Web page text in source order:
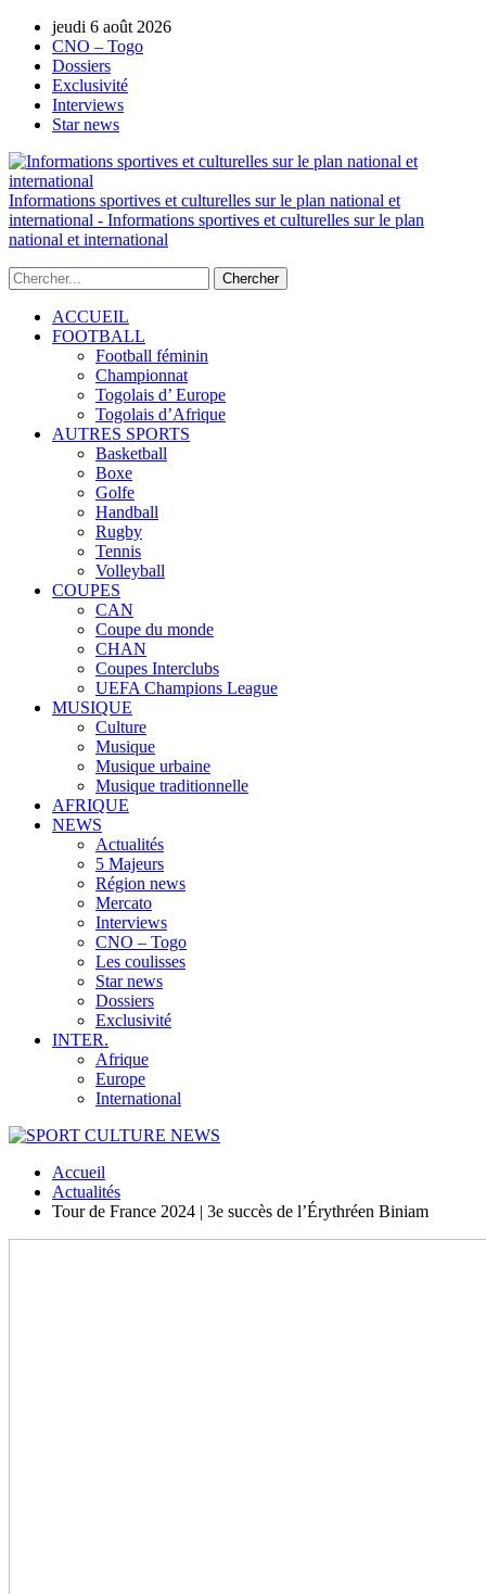
jeudi 6 août 2026
CNO – Togo
Dossiers
Exclusivité
Interviews
Star news
Informations sportives et culturelles sur le plan national et
international - Informations sportives et culturelles sur le plan
national et international
ACCUEIL
FOOTBALL
Football féminin
Championnat
Togolais d’ Europe
Togolais d’Afrique
AUTRES SPORTS
Basketball
Boxe
Golfe
Handball
Rugby
Tennis
Volleyball
COUPES
CAN
Coupe du monde
CHAN
Coupes Interclubs
UEFA Champions League
MUSIQUE
Culture
Musique
Musique urbaine
Musique traditionnelle
AFRIQUE
NEWS
Actualités
5 Majeurs
Région news
Mercato
Interviews
CNO – Togo
Les coulisses
Star news
Dossiers
Exclusivité
INTER.
Afrique
Europe
International
Accueil
Actualités
Tour de France 2024 | 3e succès de l’Érythréen Biniam
AUTORISATION DE LA HAAC N°0134/